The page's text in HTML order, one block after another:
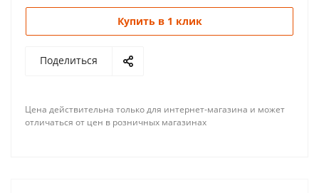
Купить в 1 клик
Поделиться
Цена действительна только для интернет-магазина и может
отличаться от цен в розничных магазинах